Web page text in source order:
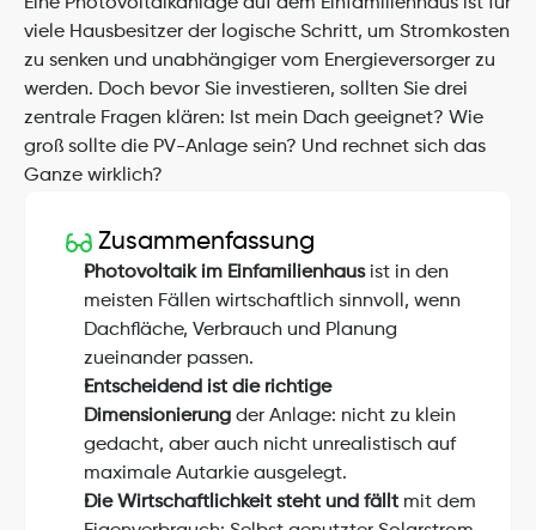
viele Hausbesitzer der logische Schritt, um Stromkosten
zu senken und unabhängiger vom Energieversorger zu
werden. Doch bevor Sie investieren, sollten Sie drei
zentrale Fragen klären: Ist mein Dach geeignet? Wie
groß sollte die PV-Anlage sein? Und rechnet sich das
Ganze wirklich?
Zusammenfassung
Photovoltaik im Einfamilienhaus ist in den
meisten Fällen wirtschaftlich sinnvoll, wenn
Dachfläche, Verbrauch und Planung
zueinander passen.
Entscheidend ist die richtige
Dimensionierung der Anlage: nicht zu klein
gedacht, aber auch nicht unrealistisch auf
maximale Autarkie ausgelegt.
Die Wirtschaftlichkeit steht und fällt mit dem